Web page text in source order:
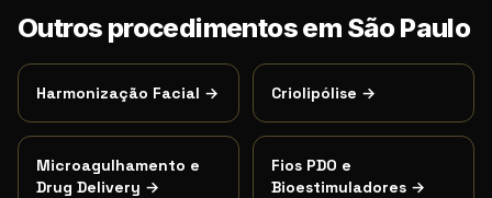
Outros procedimentos em São Paulo
Harmonização Facial → Criolipólise →
Microagulhamento e
Drug Delivery →
Fios PDO e
Bioestimuladores →